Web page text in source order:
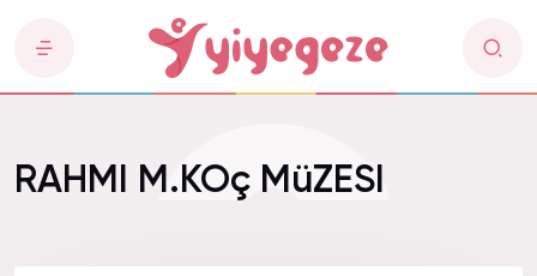
RAHMI M.KOç MüZESI